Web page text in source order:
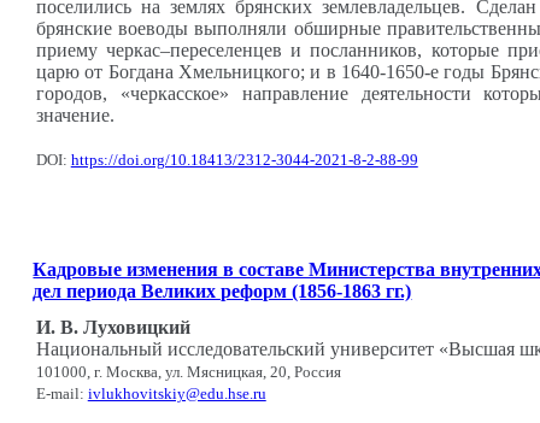
поселились на землях брянских землевладельцев.
брянские воеводы выполняли обширные
приему черкас–переселенцев и посланников, которые
царю от Богдана Хмельницкого; и в 1640-1650-е годы
городов, «черкасское» направление деятельности
значение.
DOI: https://doi.org/10.18413/2312-3044-2021-8-2-88-99
Кадровые изменения в составе Министерства
дел периода Великих реформ (1856-1863 гг.)
И. В. Луховицкий
Национальный исследовательский университет «Высшая
101000, г. Москва, ул. Мясницкая, 20, Россия
E-mail: ivlukhovitskiy@edu.hse.ru